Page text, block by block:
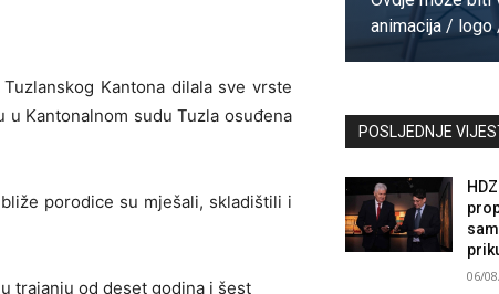
Kantona dilala sve vrste
Kantonalnom sudu Tuzla osuđena
porodice su mješali, skladištili i
trajanju od deset godina i šest
animacija /
POSLJEDNJE
06/